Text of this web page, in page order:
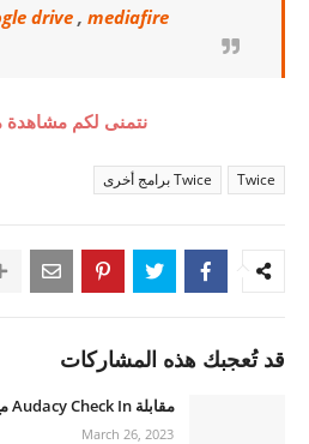
drive, mediafire
نتمنى لكم مشاهدة
Twice Twice برامج أخرى
قد تُعجبك هذه المشاركات
مقابلة Audacy Check In مع توايس مترجمة للعربية
March 26, 2023